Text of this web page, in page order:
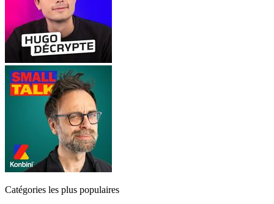
Catégories les plus populaires